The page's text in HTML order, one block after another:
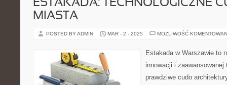
ESTAKADA: TECHNOLOGICZNE
MIASTA
POSTED BY ADMIN MAR - 2 - 2025 MOŻLIWOŚĆ
Estakada w Warszawie to
innowacji i
prawdziwe cudo